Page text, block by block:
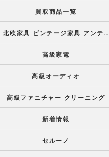
買取商品一覧
北欧家具 ビンテージ家具 アンティーク家具
高級家電
高級オーディオ
高級ファニチャー クリーニング
新着情報
セルーノ